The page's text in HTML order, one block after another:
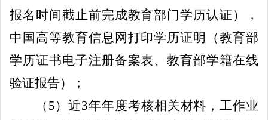
报名时间截止前完成教育部门学历认证）
，
中国高等教育信息网打印学历证明（教育部
学历证书电子注册备案表、教育部学籍在线
验证报告）；
（ 5）近3年年度考核相关材料，工作业